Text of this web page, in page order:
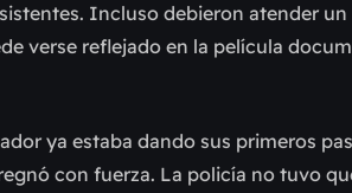
Incluso debieron atender
verse reflejado en la película
ya estaba dando sus primeros
con fuerza. La policía no tuvo